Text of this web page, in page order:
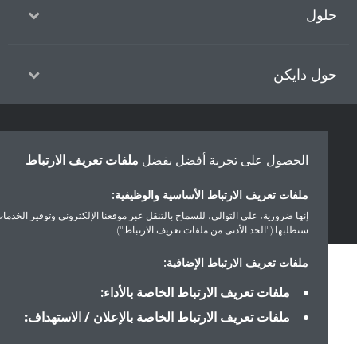
دايكن
أخلاقيات الشركة
الحصول على تجربة أفضل بفضلملفات تعريف الارتباط
ملفات تعريف الارتباط الأساسية والوظيفية:
إنها ضرورية، على التوالي، للسماح بالتنقل عبر موقعنا الإلكتروني وتوفير الخدمات التي
ستطلبها ("الحد الأدنى من ملفات تعريف الارتباط").
ملفات تعريف الارتباط الإضافية:
ملفات تعريف الارتباط الخاصة بالأداء:
ملفات تعريف الارتباط الخاصة بالإعلان / الاستهداف: